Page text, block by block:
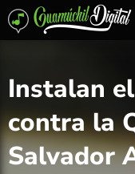
Instalan
contra la
Salvador